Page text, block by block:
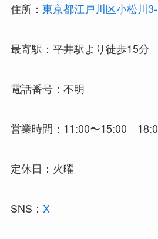
住所： 東京都江戸川区小松川
最寄駅：平井駅より徒歩15分
電話番号：不明
営業時間：11:00〜15:00
定休日：火曜
SNS： X